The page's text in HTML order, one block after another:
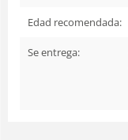
Edad recomendada:
Se entrega: